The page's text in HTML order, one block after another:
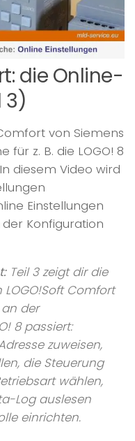
die Online-
3)
von Siemens
z. B. die LOGO! 8
diesem Video wird
Einstellungen
Konfiguration
Teil 3 zeigt dir die
Comfort
der
8 passiert:
zuweisen,
die Steuerung
wählen,
Log auslesen
einrichten.